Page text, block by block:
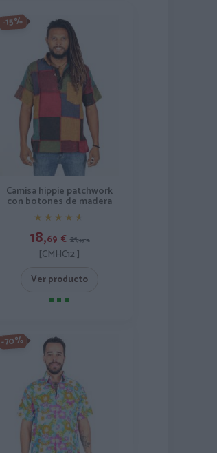
-15%
Camisa hippie patchwork
con botones de madera
★★★★★
★★★★★
18,69 € 21,99 €
[CMHC12 ]
Ver producto
-70%